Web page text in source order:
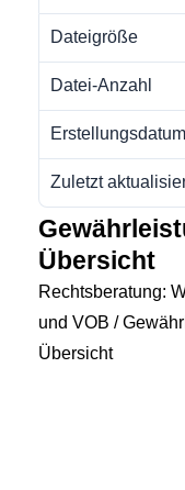
Dateigröße
Datei-Anzahl
Erstellungsdatum
Zuletzt
Übersicht
Rechtsberatung:
und VOB /
Übersicht